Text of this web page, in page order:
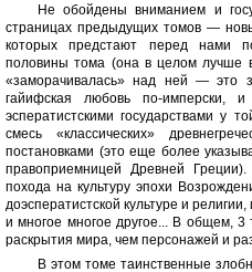
Не обойдены вниманием и
страницах предыдущих томов —
которых предстают перед нами
половины тома (она в целом лучше
«заморачивалась» над ней — это
гайифская любовь по-имперски,
эсператистскими государствами у
смесь «классических»
постановками (это еще более
правоприемницей Древней Греции).
похода на культуру эпохи
доэсператистской культуре и
и многое многое другое... В общем, 3
раскрытия мира, чем персонажей и
В этом томе таинственные